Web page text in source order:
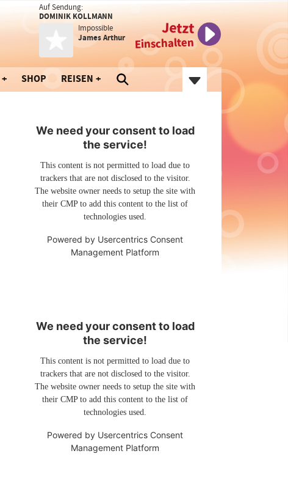
Auf Sendung:
DOMINIK KOLLMANN
Impossible
James Arthur
Jetzt
Einschalten
SHOP REISEN
We need your consent to load
the service!
This content is not permitted to load due to
trackers that are not disclosed to the visitor.
The website owner needs to setup the site with
their CMP to add this content to the list of
technologies used.
Powered by Usercentrics Consent
Management Platform
We need your consent to load
the service!
This content is not permitted to load due to
trackers that are not disclosed to the visitor.
The website owner needs to setup the site with
their CMP to add this content to the list of
technologies used.
Powered by Usercentrics Consent
Management Platform